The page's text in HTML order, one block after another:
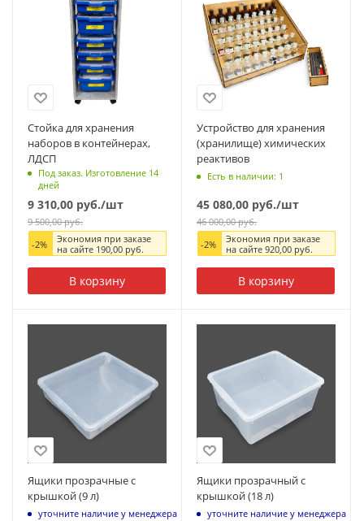
Стойка для хранения
наборов в контейнерах,
ЛДСП
Под заказ. Изготовление 14
дней
9 310,00 руб./шт
9 500,00руб.
-2%
Экономия при заказе
на сайте 190,00руб.
В корзину
Устройство для хранения
(хранилище) химических
реактивов
Есть в наличии: 1
45 080,00 руб./шт
46 000,00руб.
-2%
Экономия при заказе
на сайте 920,00руб.
В корзину
Ящики прозрачные с
крышкой (9 л)
уточните наличие у менеджера
Ящики прозрачный с
крышкой (18 л)
уточните наличие у менеджера